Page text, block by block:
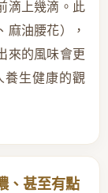
滴上幾滴。此
麻油腰花），
來的風味會更
養生健康的觀
、甚至有點